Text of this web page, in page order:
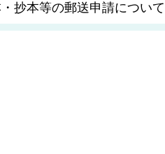
抄本等の郵送申請について